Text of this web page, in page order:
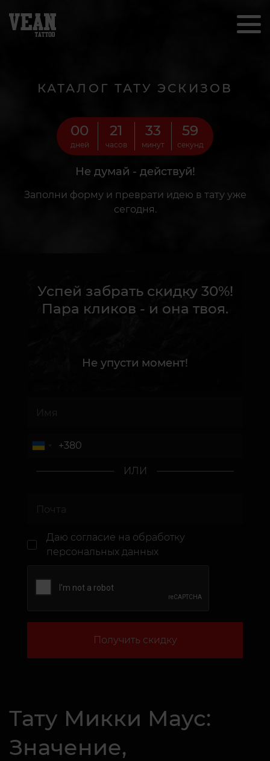
КАТАЛОГ ТАТУ ЭСКИЗОВ
00
дней
21
часов
33
минут
57
секунд
Не думай - действуй!
Заполни форму и преврати идею в тату уже
сегодня.
Успей забрать скидку 30%!
Пара кликов - и она твоя.
Не упусти момент!
ИЛИ
Даю согласие на обработку
персональных данных
Получить скидку
Тату Микки Маус:
Значение,